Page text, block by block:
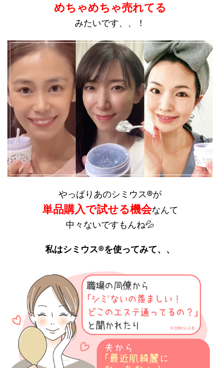
めちゃめちゃ売れてる
みたいです、、！
やっぱりあのシミウス®が
単品購入で試せる機会なんて
中々ないですもんね💦
私はシミウス®を使ってみて、、